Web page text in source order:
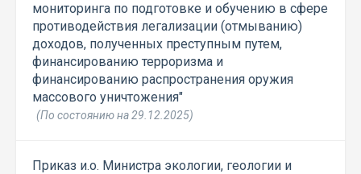
мониторинга по подготовке и обучению в сфере
противодействия легализации (отмыванию)
доходов, полученных преступным путем,
финансированию терроризма и
финансированию распространения оружия
массового уничтожения"
(По состоянию на 29.12.2025)
Приказ и.о. Министра экологии, геологии и